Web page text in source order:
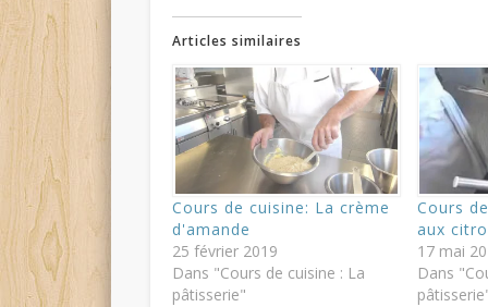
Articles similaires
Cours de cuisine: La crème
d'amande
25 février 2019
Dans "Cours de cuisine : La
pâtisserie"
Cours
aux
17 mai
Dans